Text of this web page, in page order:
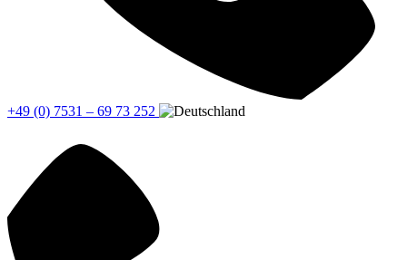
+49 (0) 7531 – 69 73 252